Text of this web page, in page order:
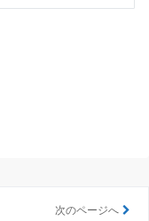
次のページへ